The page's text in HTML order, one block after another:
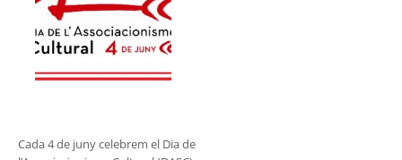
Cada 4 de juny celebrem el Dia de